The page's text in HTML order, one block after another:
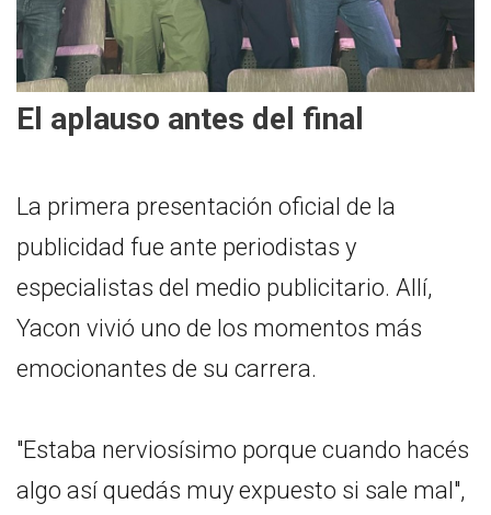
El aplauso antes del final
La primera presentación oficial de la
publicidad fue ante periodistas y
especialistas del medio publicitario. Allí,
Yacon vivió uno de los momentos más
emocionantes de su carrera.
"Estaba nerviosísimo porque cuando hacés
algo así quedás muy expuesto si sale mal",